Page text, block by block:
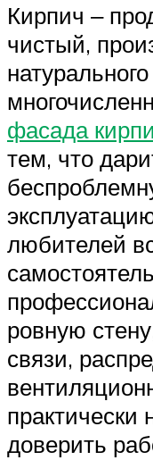
Кирпич ‒
чистый,
фасада
тем, что
любителей
ровную
связи,
практически
доверить